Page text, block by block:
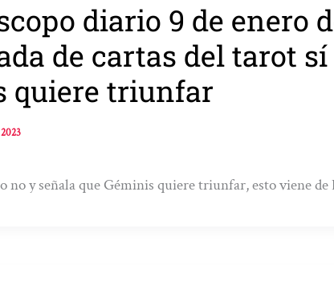
diario 9 de enero
de cartas del tarot
quiere triunfar
no y señala que Géminis quiere triunfar, esto viene de